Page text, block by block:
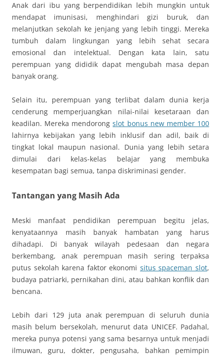
Anak dari ibu yang berpendidikan lebih mungkin untuk
mendapat imunisasi, menghindari gizi buruk, dan
melanjutkan sekolah ke jenjang yang lebih tinggi. Mereka
tumbuh dalam lingkungan yang lebih sehat secara
emosional dan intelektual. Dengan kata lain, satu
perempuan yang dididik dapat mengubah masa depan
banyak orang.
Selain itu, perempuan yang terlibat dalam dunia kerja
cenderung memperjuangkan nilai-nilai kesetaraan dan
keadilan. Mereka mendorongslot bonus new member 100
lahirnya kebijakan yang lebih inklusif dan adil, baik di
tingkat lokal maupun nasional. Dunia yang lebih setara
dimulai dari kelas-kelas belajar yang membuka
kesempatan bagi semua, tanpa diskriminasi gender.
Tantangan yang Masih Ada
Meski manfaat pendidikan perempuan begitu jelas,
kenyataannya masih banyak hambatan yang harus
dihadapi. Di banyak wilayah pedesaan dan negara
berkembang, anak perempuan masih sering terpaksa
putus sekolah karena faktor ekonomi situs spaceman slot,
budaya patriarki, pernikahan dini, atau bahkan konflik dan
bencana.
Lebih dari 129 juta anak perempuan di seluruh dunia
masih belum bersekolah, menurut data UNICEF. Padahal,
mereka punya potensi yang sama besarnya untuk menjadi
ilmuwan, guru, dokter, pengusaha, bahkan pemimpin